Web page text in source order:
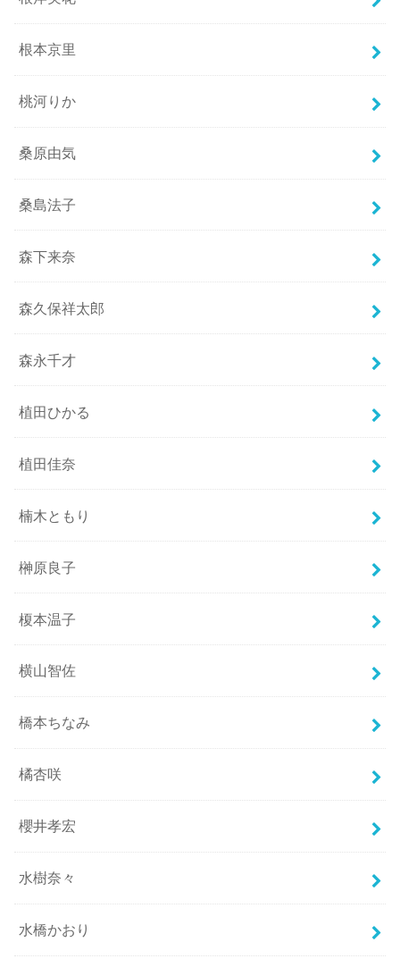
根本京里
桃河りか
桑原由気
桑島法子
森下来奈
森久保祥太郎
森永千才
植田ひかる
植田佳奈
楠木ともり
榊原良子
榎本温子
横山智佐
橋本ちなみ
橘杏咲
櫻井孝宏
水樹奈々
水橋かおり